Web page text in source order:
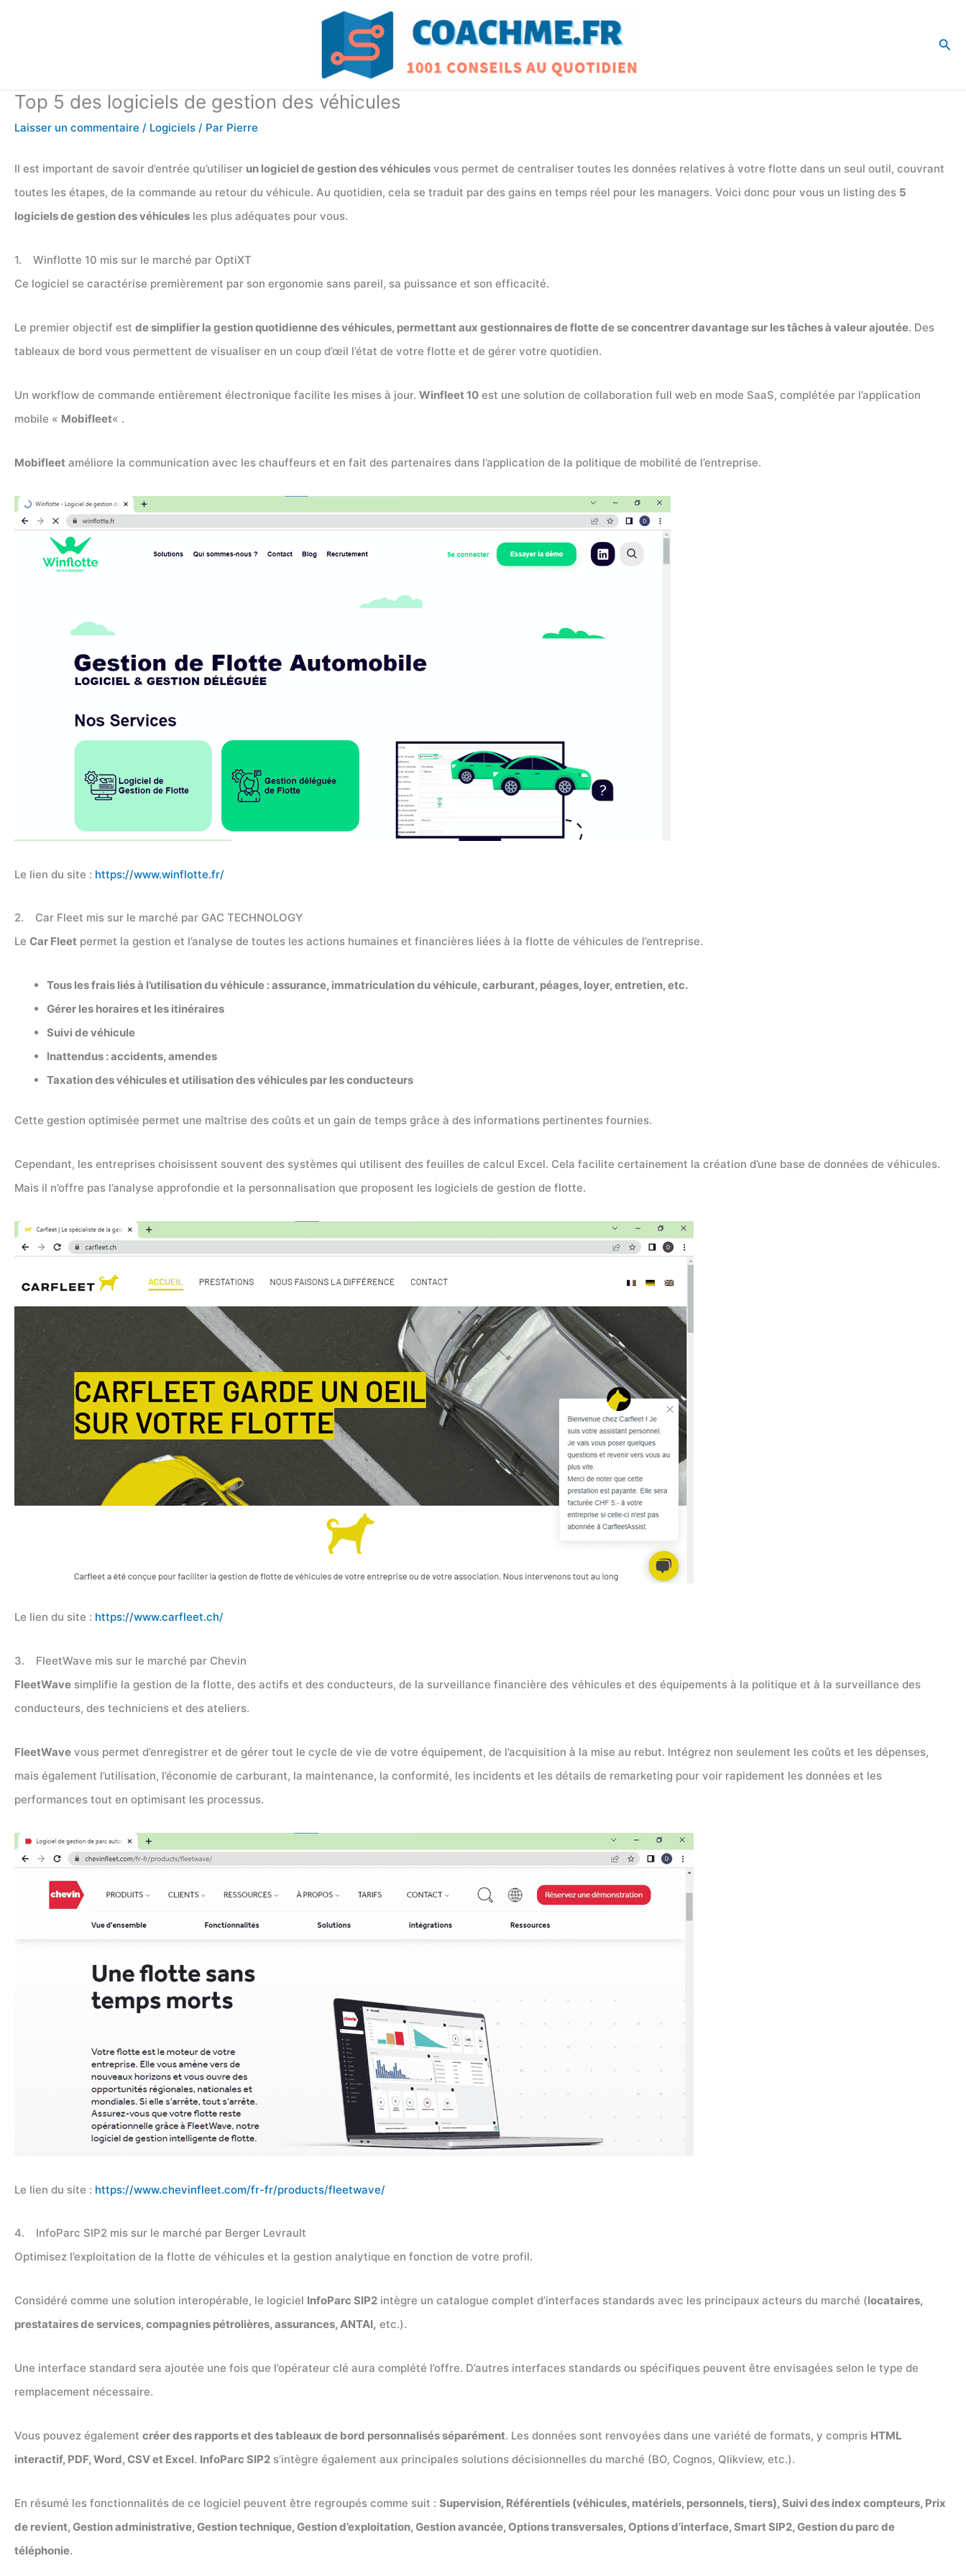
Top 5 des logiciels de gestion des véhicules
Laisser un commentaire / Logiciels / Par Pierre
Il est important de savoir d’entrée qu’utiliser un logiciel de gestion des véhicules vous permet de centraliser toutes les données relatives à votre flotte dans un seul outil, couvrant
toutes les étapes, de la commande au retour du véhicule. Au quotidien, cela se traduit par des gains en temps réel pour les managers. Voici donc pour vous un listing des 5
logiciels de gestion des véhicules les plus adéquates pour vous.
1. Winflotte 10 mis sur le marché par OptiXT
Ce logiciel se caractérise premièrement par son ergonomie sans pareil, sa puissance et son efficacité.
Le premier objectif est de simplifier la gestion quotidienne des véhicules, permettant aux gestionnaires de flotte de se concentrer davantage sur les tâches à valeur ajoutée. Des
tableaux de bord vous permettent de visualiser en un coup d’œil l’état de votre flotte et de gérer votre quotidien.
Un workflow de commande entièrement électronique facilite les mises à jour. Winfleet 10 est une solution de collaboration full web en mode SaaS, complétée par l’application
mobile « Mobifleet« .
Mobifleet améliore la communication avec les chauffeurs et en fait des partenaires dans l’application de la politique de mobilité de l’entreprise.
Le lien du site : https://www.winflotte.fr/
2. Car Fleet mis sur le marché par GAC TECHNOLOGY
Le Car Fleet permet la gestion et l’analyse de toutes les actions humaines et financières liées à la flotte de véhicules de l’entreprise.
Tous les frais liés à l’utilisation du véhicule : assurance, immatriculation du véhicule, carburant, péages, loyer, entretien, etc.
Gérer les horaires et les itinéraires
Suivi de véhicule
Inattendus : accidents, amendes
Taxation des véhicules et utilisation des véhicules par les conducteurs
Cette gestion optimisée permet une maîtrise des coûts et un gain de temps grâce à des informations pertinentes fournies.
Cependant, les entreprises choisissent souvent des systèmes qui utilisent des feuilles de calcul Excel. Cela facilite certainement la création d’une base de données de véhicules.
Mais il n’offre pas l’analyse approfondie et la personnalisation que proposent les logiciels de gestion de flotte.
Le lien du site : https://www.carfleet.ch/
3. FleetWave mis sur le marché par Chevin
FleetWave simplifie la gestion de la flotte, des actifs et des conducteurs, de la surveillance financière des véhicules et des équipements à la politique et à la surveillance des
conducteurs, des techniciens et des ateliers.
FleetWave vous permet d’enregistrer et de gérer tout le cycle de vie de votre équipement, de l’acquisition à la mise au rebut. Intégrez non seulement les coûts et les dépenses,
mais également l’utilisation, l’économie de carburant, la maintenance, la conformité, les incidents et les détails de remarketing pour voir rapidement les données et les
performances tout en optimisant les processus.
Le lien du site : https://www.chevinfleet.com/fr-fr/products/fleetwave/
4. InfoParc SIP2 mis sur le marché par Berger Levrault
Optimisez l’exploitation de la flotte de véhicules et la gestion analytique en fonction de votre profil.
Considéré comme une solution interopérable, le logiciel InfoParc SIP2 intègre un catalogue complet d’interfaces standards avec les principaux acteurs du marché (locataires,
prestataires de services, compagnies pétrolières, assurances, ANTAI, etc.).
Une interface standard sera ajoutée une fois que l’opérateur clé aura complété l’offre. D’autres interfaces standards ou spécifiques peuvent être envisagées selon le type de
remplacement nécessaire.
Vous pouvez également créer des rapports et des tableaux de bord personnalisés séparément. Les données sont renvoyées dans une variété de formats, y compris HTML
interactif, PDF, Word, CSV et Excel. InfoParc SIP2 s’intègre également aux principales solutions décisionnelles du marché (BO, Cognos, Qlikview, etc.).
En résumé les fonctionnalités de ce logiciel peuvent être regroupés comme suit : Supervision, Référentiels (véhicules, matériels, personnels, tiers), Suivi des index compteurs, Prix
de revient, Gestion administrative, Gestion technique, Gestion d’exploitation, Gestion avancée, Options transversales, Options d’interface, Smart SIP2, Gestion du parc de
téléphonie.